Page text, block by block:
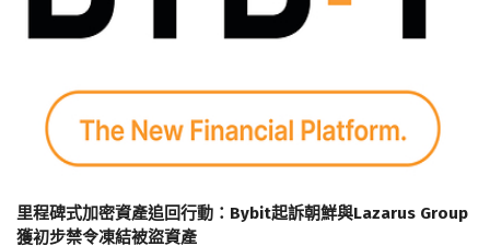
里程碑式加密資產追回行動：Bybit起訴朝鮮與Lazarus Group
獲初步禁令凍結被盜資產